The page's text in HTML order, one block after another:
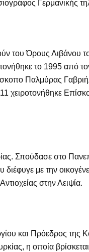
Γερμανικής
του Όρους Λιβάνου
το 1995 από
Παλμύρας
χειροτονήθηκε
Σπούδασε στο
με την
στην Λειψία.
και Πρόεδρος της
η οποία